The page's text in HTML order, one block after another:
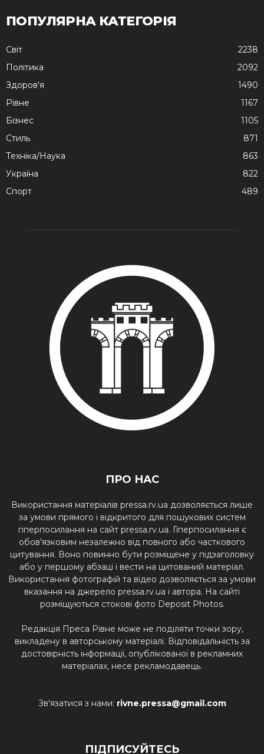
ПОПУЛЯРНА КАТЕГОРІЯ
Cвіт
2238
Політика
2092
Здоров'я
1490
Рівне
1167
Бізнес
1105
Стиль
871
Техніка/Наука
863
Україна
822
Спорт
489
ПРО НАС
Використання матеріалів pressa.rv.ua дозволяється лише
за умови прямого і відкритого для пошукових систем
гіперпосилання на сайт pressa.rv.ua. Гіперпосилання є
обов'язковим незалежно від повного або часткового
цитування. Воно повинно бути розміщене у підзаголовку
або у першому абзаці і вести на цитований матеріал.
Використання фотографій та відео дозволяється за умови
вказання на джерело pressa.rv.ua і автора. На сайті
розміщуються стокові фото Deposit Photos.
Редакція Преса Рівне може не поділяти точки зору,
викладену в авторському матеріалі. Відповідальність за
достовірність інформації, опублікованої в рекламних
матеріалах, несе рекламодавець.
Зв'язатися з нами: rivne.pressa@gmail.com
ПІДПИСУЙТЕСЬ